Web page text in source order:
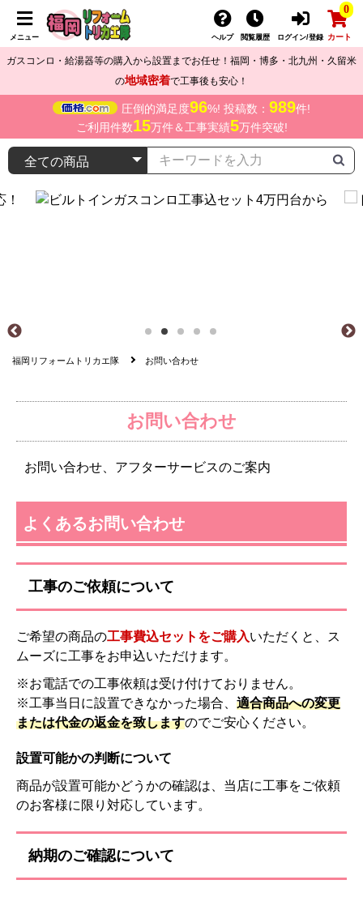
メニュー ヘルプ 閲覧履歴 ログイン/登録
0
カート
ガスコンロ・給湯器等の購入から設置までお任せ！福岡・博多・北九州・久留米
の地域密着で工事後も安心！
圧倒的満足度96%! 投稿数： 989件!
ご利用件数15万件＆工事実績5万件突破!
福岡リフォームトリカエ隊 お問い合わせ
お問い合わせ
お問い合わせ、アフターサービスのご案内
よくあるお問い合わせ
工事のご依頼について
ご希望の商品の工事費込セットをご購入いただくと、ス
ムーズに工事をお申込いただけます。
※お電話での工事依頼は受け付けておりません。
※工事当日に設置できなかった場合、 適合商品への変更
または代金の返金を致しますのでご安心ください。
設置可能かの判断について
商品が設置可能かどうかの確認は、当店に工事をご依頼
のお客様に限り対応しています。
納期のご確認について